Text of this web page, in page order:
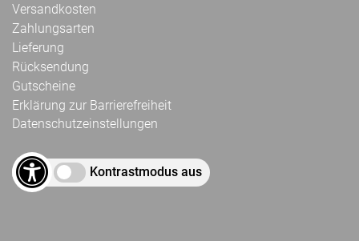
Versandkosten
Zahlungsarten
Lieferung
Rücksendung
Gutscheine
Erklärung zur Barrierefreiheit
Datenschutzeinstellungen
Kontrastmodus aus